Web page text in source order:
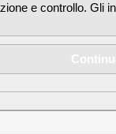
e controllo. Gli